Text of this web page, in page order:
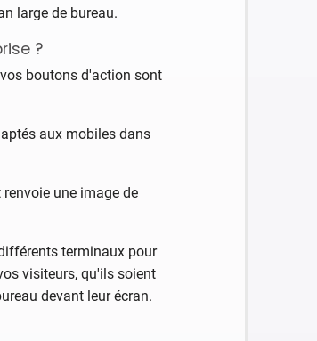
large de bureau.
?
boutons d'action sont
aux mobiles dans
une image de
terminaux pour
visiteurs, qu'ils soient
devant leur écran.